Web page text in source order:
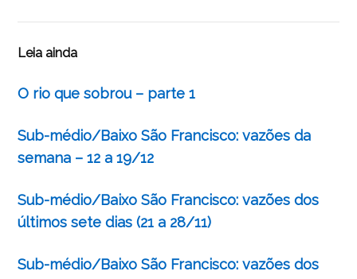
Leia ainda
O rio que sobrou – parte 1
Sub-médio/Baixo São Francisco: vazões da
semana – 12 a 19/12
Sub-médio/Baixo São Francisco: vazões dos
últimos sete dias (21 a 28/11)
Sub-médio/Baixo São Francisco: vazões dos